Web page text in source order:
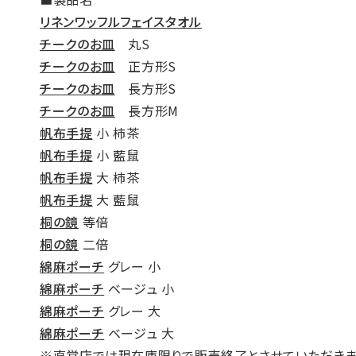
リネンワッフルフェイスタオル
チークのお皿 丸S
チークのお皿 正方形S
チークのお皿 長方形S
チークのお皿 長方形M
帆布手提 小 柿茶
帆布手提 小 藍鼠
帆布手提 大 柿茶
帆布手提 大 藍鼠
桐の鏡 等倍
桐の鏡 二倍
綿麻ポーチ グレー 小
綿麻ポーチ ベージュ 小
綿麻ポーチ グレー 大
綿麻ポーチ ベージュ 大